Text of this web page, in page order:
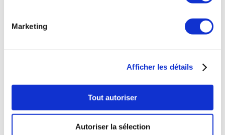
Marketing
Afficher les détails
Tout autoriser
Autoriser la sélection
38 rue de Verneuil
NOS HORAIRES
Mardi au Samedi
11h à 20h